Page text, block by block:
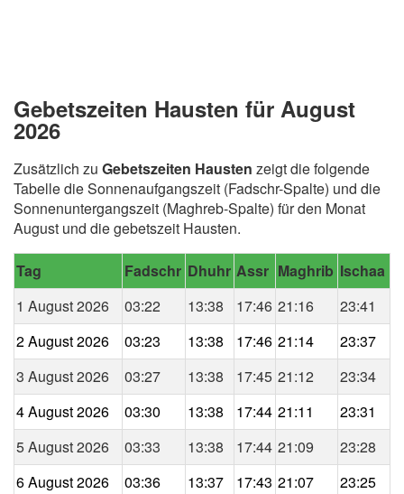
Gebetszeiten Hausten für August
2026
Zusätzlich zu Gebetszeiten Hausten zeigt die folgende
Tabelle die Sonnenaufgangszeit (Fadschr-Spalte) und die
Sonnenuntergangszeit (Maghreb-Spalte) für den Monat
August und die gebetszeit Hausten.
Tag Fadschr Dhuhr Assr Maghrib Ischaa
1 August 2026
03:22 13:38 17:46 21:16
23:41
2 August 2026
03:23 13:38 17:46 21:14
23:37
3 August 2026
03:27 13:38 17:45 21:12
23:34
4 August 2026
03:30 13:38 17:44 21:11
23:31
5 August 2026
03:33 13:38 17:44 21:09
23:28
6 August 2026
03:36 13:37 17:43 21:07
23:25